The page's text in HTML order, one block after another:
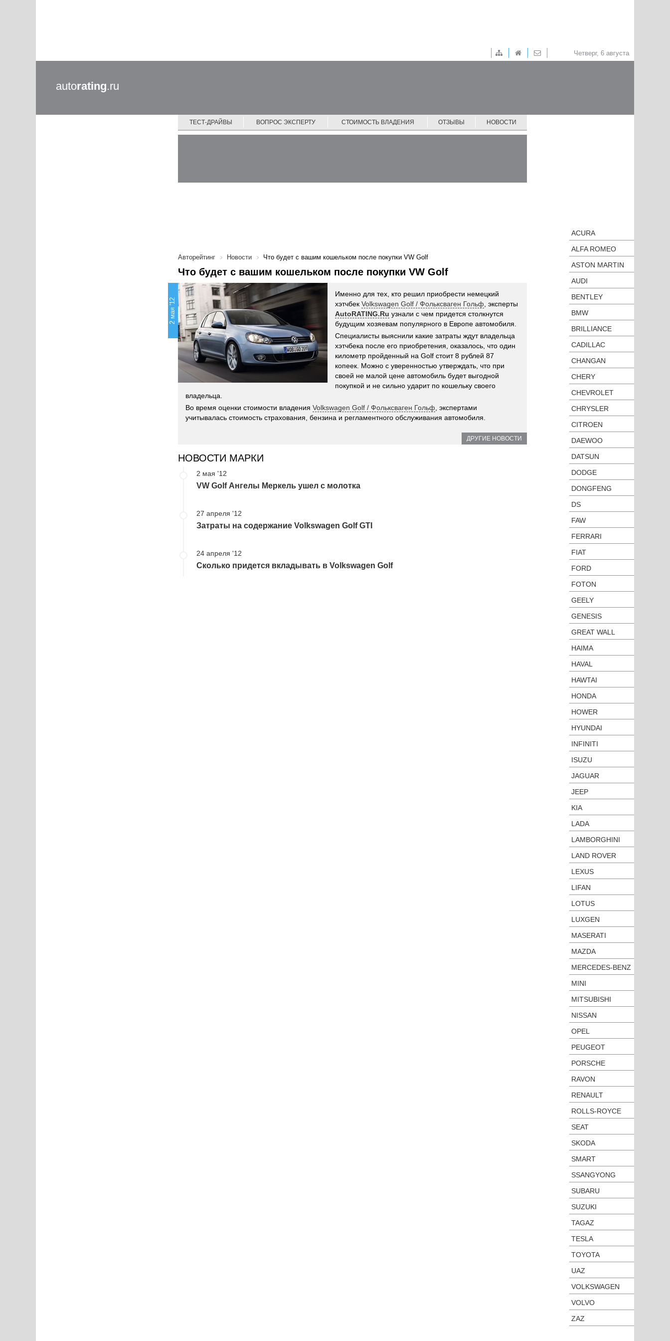
Четверг, 6 августа
autorating.ru
ТЕСТ-ДРАЙВЫ ВОПРОС ЭКСПЕРТУ СТОИМОСТЬ ВЛАДЕНИЯ ОТЗЫВЫ НОВОСТИ
Авторейтинг Новости Что будет с вашим кошельком после покупки VW Golf
Что будет с вашим кошельком после покупки VW Golf
2 мая '12
Именно для тех, кто решил приобрести немецкий
хэтчбек Volkswagen Golf / Фольксваген Гольф , эксперты
AutoRATING.Ru узнали с чем придется столкнутся
будущим хозяевам популярного в Европе автомобиля.
Специалисты выяснили какие затраты ждут владельца
хэтчбека после его приобретения, оказалось, что один
километр пройденный на Golf стоит 8 рублей 87
копеек. Можно с уверенностью утверждать, что при
своей не малой цене автомобиль будет выгодной
покупкой и не сильно ударит по кошельку своего
владельца.
Во время оценки стоимости владения Volkswagen Golf / Фольксваген Гольф , экспертами
учитывалась стоимость страхования, бензина и регламентного обслуживания автомобиля.
ДРУГИЕ НОВОСТИ
НОВОСТИ МАРКИ
2 мая '12
VW Golf Ангелы Меркель ушел с молотка
27 апреля '12
Затраты на содержание Volkswagen Golf GTI
24 апреля '12
Сколько придется вкладывать в Volkswagen Golf
ACURA
ALFA ROMEO
ASTON MARTIN
AUDI
BENTLEY
BMW
BRILLIANCE
CADILLAC
CHANGAN
CHERY
CHEVROLET
CHRYSLER
CITROEN
DAEWOO
DATSUN
DODGE
DONGFENG
DS
FAW
FERRARI
FIAT
FORD
FOTON
GEELY
GENESIS
GREAT WALL
HAIMA
HAVAL
HAWTAI
HONDA
HOWER
HYUNDAI
INFINITI
ISUZU
JAGUAR
JEEP
KIA
LADA
LAMBORGHINI
LAND ROVER
LEXUS
LIFAN
LOTUS
LUXGEN
MASERATI
MAZDA
MERCEDES-BENZ
MINI
MITSUBISHI
NISSAN
OPEL
PEUGEOT
PORSCHE
RAVON
RENAULT
ROLLS-ROYCE
SEAT
SKODA
SMART
SSANGYONG
SUBARU
SUZUKI
TAGAZ
TESLA
TOYOTA
UAZ
VOLKSWAGEN
VOLVO
ZAZ